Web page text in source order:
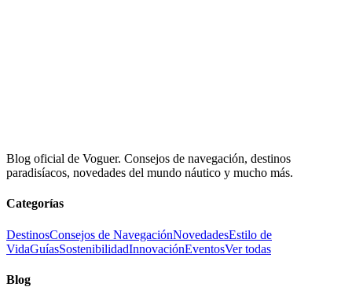
Blog oficial de Voguer. Consejos de navegación, destinos
paradisíacos, novedades del mundo náutico y mucho más.
Categorías
DestinosConsejos de NavegaciónNovedadesEstilo de
VidaGuíasSostenibilidadInnovaciónEventosVer todas
Blog